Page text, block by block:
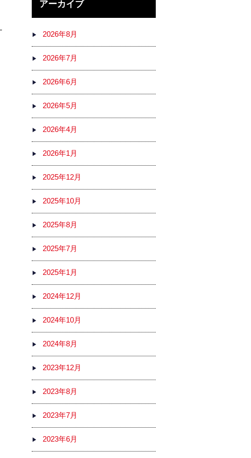
アーカイブ
2026年8月
2026年7月
2026年6月
2026年5月
2026年4月
2026年1月
2025年12月
2025年10月
2025年8月
2025年7月
2025年1月
2024年12月
2024年10月
2024年8月
2023年12月
2023年8月
2023年7月
2023年6月